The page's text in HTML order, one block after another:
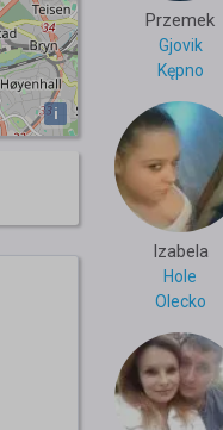
i
Przemek
Gjovik
Kępno
Izabela
Hole
Olecko